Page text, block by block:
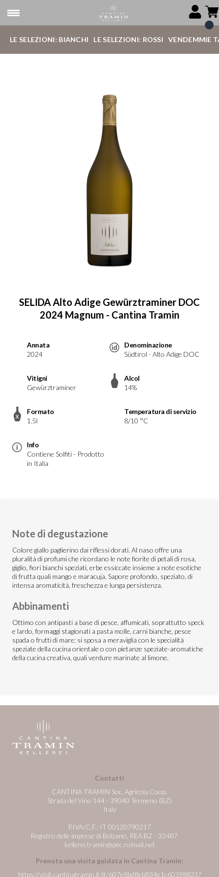
LE SELEZIONI: BIANCHI LE SELEZIONI: ROSSI VENDEMMIE
SELIDA Alto Adige Gewürztraminer DOC
2024 Magnum - Cantina Tramin
Annata
2024
Denominazione
Südtirol - Alto Adige DOC
Vitigni
Gewürztraminer
Alcol
14%
Formato
1.5l
Temperatura di servizio
8/10 °C
Info
Contiene Solfiti - Prodotto
in Italia
Note di degustazione
Colore giallo paglierino dai riflessi dorati. Al naso offre una
pluralità di profumi che ricordano le note fiorite di petali di rosa,
giglio, fiori bianchi speziati, erbe essiccate insieme a note esotiche
di frutta quali mango e maracuja. Sapore profondo, speziato, di
intensa aromaticità, freschezza e lunga persistenza.
Abbinamenti
Ottimo con antipasti a base di pesce, affumicati, soprattutto speck
e lardo, formaggi stagionati a pasta molle, carni bianche, pesce
spada o frutti di mare; si sposa a meraviglia con le specialità
speziate della cucina orientale o con pietanze speziate-aromatiche
della cucina creativa, quali verdure marinate al limone.
Contatti
CANTINA TRAMIN Soc. Agricola Coop.
Strada del Vino 144 - 39040 Termeno (BZ)
Italy
P.IVA/C.F.: IT 00120790217
Registro delle imprese di Bolzano, REA:BZ - 32487
kellerei.tramin@pec.rolmail.net
Prenota una visita guidata in Cantina Tramin:
https://visit.cantinatramin.it/it/607e8bd8eb834e1c60398831?